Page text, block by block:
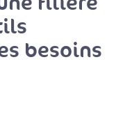
besoins